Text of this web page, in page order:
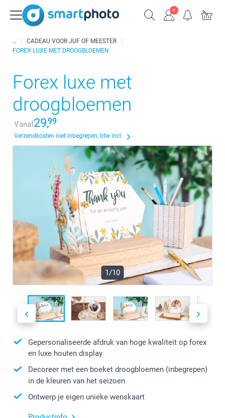
CADEAU VOOR JUF OF MEESTER
FOREX LUXE MET DROOGBLOEMEN
Forex luxe met
droogbloemen
Vanaf29,99
Verzendkosten niet inbegrepen, btw incl.
1/10
Gepersonaliseerde afdruk van hoge kwaliteit op forex
en luxe houten display
Decoreer met een boeket droogbloemen (inbegrepen)
in de kleuren van het seizoen
Ontwerp je eigen unieke wenskaart